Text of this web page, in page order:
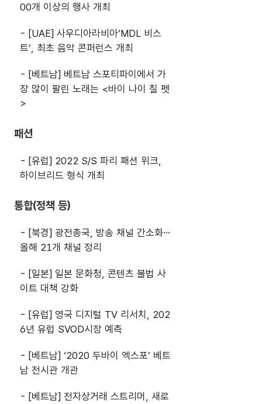
00개 이상의 행사 개최
- [UAE] 사우디아라비아‘MDL 비스
트’, 최초 음악 콘퍼런스 개최
- [베트남] 베트남 스포티파이에서 가
장 많이 팔린 노래는 <바이 나이 칠 펫
>
패션
- [유럽] 2022 S/S 파리 패션 위크,
하이브리드 형식 개최
통합(정책 등)
- [북경] 광전총국, 방송 채널 간소화…
올해 21개 채널 정리
- [일본] 일본 문화청, 콘텐츠 불법 사
이트 대책 강화
- [유럽] 영국 디지털 TV 리서치, 202
6년 유럽 SVOD시장 예측
- [베트남] ‘2020 두바이 엑스포’ 베트
남 전시관 개관
- [베트남] 전자상거래 스트리머, 새로